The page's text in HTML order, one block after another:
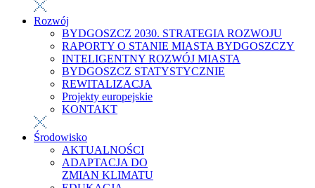
Rozwój
BYDGOSZCZ 2030. STRATEGIA ROZWOJU
RAPORTY O STANIE MIASTA BYDGOSZCZY
INTELIGENTNY ROZWÓJ MIASTA
BYDGOSZCZ STATYSTYCZNIE
REWITALIZACJA
Projekty europejskie
KONTAKT
Środowisko
AKTUALNOŚCI
ADAPTACJA DO
ZMIAN KLIMATU